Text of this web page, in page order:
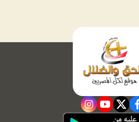
facebook
twitter
youtube
instagram